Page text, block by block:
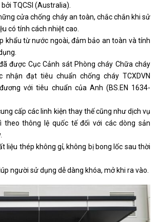
TQCSI (Australia).
cửa chống cháy an toàn, chắc chắn khi sử
có tính cách nhiệt cao.
khẩu từ nước ngoài, đảm bảo an toàn và tính
được Cục Cảnh sát Phòng cháy Chữa cháy
nhận đạt tiêu chuẩn chống cháy TCXDVN
với tiêu chuẩn của Anh (BS.EN 1634-
cấp các linh kiện thay thế cũng như dịch vụ
theo thông lệ quốc tế đối với các dòng sản
liệu thép không gỉ, không bị bong lốc sau thời
người sử dụng dễ dàng khóa, mở khi ra vào.